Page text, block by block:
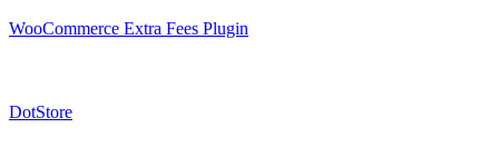
WooCommerce Extra Fees Plugin
DotStore